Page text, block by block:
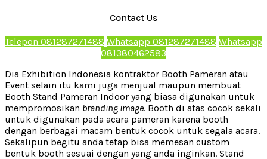
Contact Us
Telepon 081287271488 Whatsapp 081287271488 Whatsapp
081380462583
Dia Exhibition Indonesia kontraktor Booth Pameran atau
Event selain itu kami juga menjual maupun membuat
Booth Stand Pameran Indoor yang biasa digunakan untuk
mempromosikan branding image. Booth di atas cocok sekali
untuk digunakan pada acara pameran karena booth
dengan berbagai macam bentuk cocok untuk segala acara.
Sekalipun begitu anda tetap bisa memesan custom
bentuk booth sesuai dengan yang anda inginkan. Stand